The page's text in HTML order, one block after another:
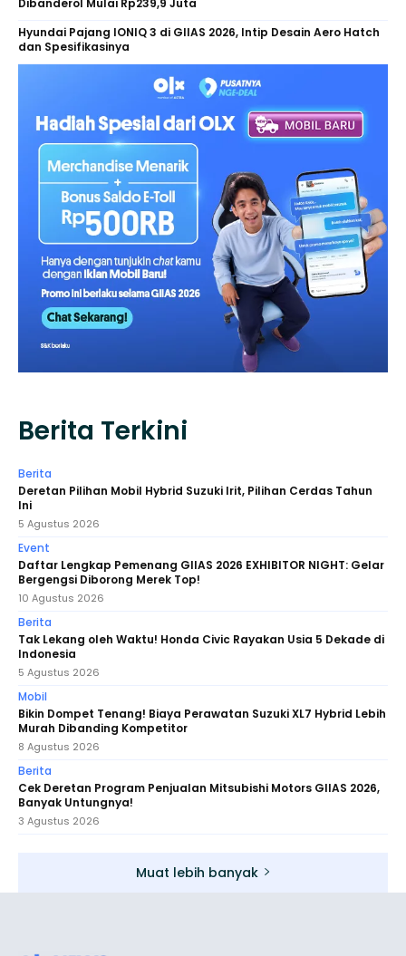
Hyundai Pajang IONIQ 3 di GIIAS 2026, Intip Desain Aero Hatch
dan Spesifikasinya
Berita Terkini
Berita
Deretan Pilihan Mobil Hybrid Suzuki Irit, Pilihan Cerdas Tahun
Ini
5 Agustus 2026
Event
Daftar Lengkap Pemenang GIIAS 2026 EXHIBITOR NIGHT: Gelar
Bergengsi Diborong Merek Top!
10 Agustus 2026
Berita
Tak Lekang oleh Waktu! Honda Civic Rayakan Usia 5 Dekade di
Indonesia
5 Agustus 2026
Mobil
Bikin Dompet Tenang! Biaya Perawatan Suzuki XL7 Hybrid Lebih
Murah Dibanding Kompetitor
8 Agustus 2026
Berita
Cek Deretan Program Penjualan Mitsubishi Motors GIIAS 2026,
Banyak Untungnya!
3 Agustus 2026
Muat lebih banyak